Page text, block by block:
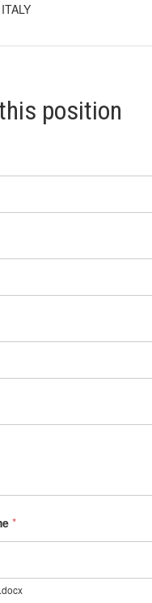
position
*